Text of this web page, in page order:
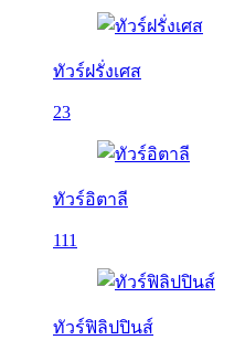
ทัวร์ฝรั่งเศส
23
ทัวร์อิตาลี
111
ทัวร์ฟิลิปปินส์